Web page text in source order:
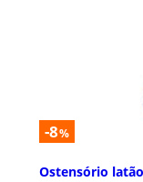
-8%
Ostensório